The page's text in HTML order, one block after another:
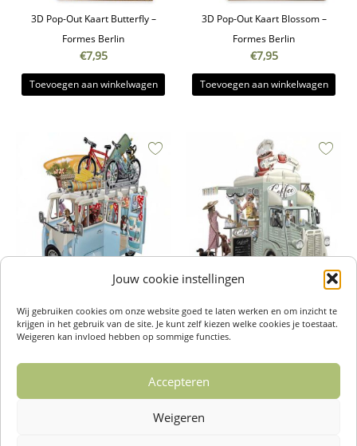
Jouw cookie instellingen
Wij gebruiken cookies om onze website goed te laten werken en om inzicht te
krijgen in het gebruik van de site. Je kunt zelf kiezen welke cookies je toestaat.
Weigeren kan invloed hebben op sommige functies.
Accepteren
Weigeren
3D Pop-Out Kaart Butterfly –
Formes Berlin
€7,95
Toevoegen aan winkelwagen
3D Pop-Out Kaart Blossom –
Formes Berlin
€7,95
Toevoegen aan winkelwagen
Van
€8,95
Toevoegen aan winkelwagen
€8,95
Toevoegen aan winkelwagen
5